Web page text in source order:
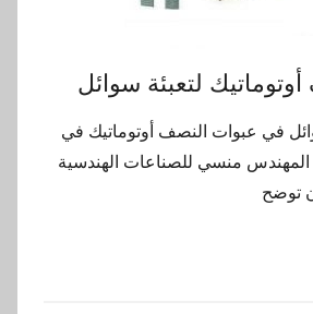
لتعبئة سوائل
في عبوات النصف أوتوماتيك في
المهندس منسي للصناعات الهندسية
توضح